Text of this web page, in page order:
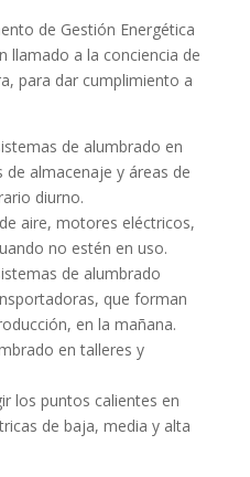
de Gestión Energética
llamado a la conciencia de
para dar cumplimiento a
de alumbrado en
almacenaje y áreas de
diurno.
aire, motores eléctricos,
no estén en uso.
de alumbrado
que forman
en la mañana.
en talleres y
los puntos calientes en
de baja, media y alta